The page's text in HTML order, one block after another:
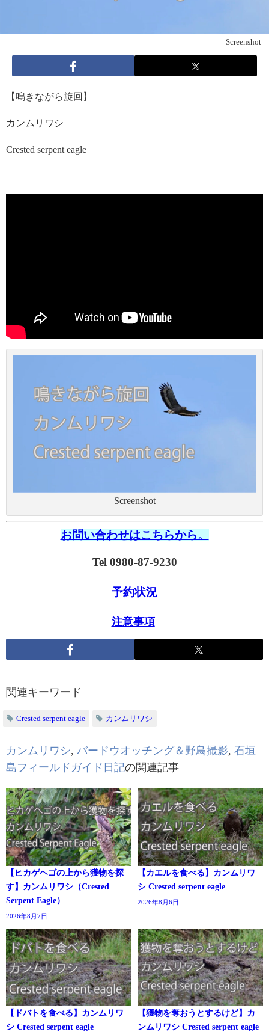
Screenshot
【鳴きながら旋回】
カンムリワシ
Crested serpent eagle
Screenshot
お問い合わせはこちらから。
Tel 0980-87-9230
予約状況
注意事項
関連キーワード
Crested serpent eagle カンムリワシ
カンムリワシ, バードウオッチング＆野鳥撮影, 石垣
島フィールドガイド日記の関連記事
【ヒカゲヘゴの上から獲物を探
す】カンムリワシ（Crested
Serpent Eagle）
2026年8月7日
【カエルを食べる】カンムリワ
シ Crested serpent eagle
2026年8月6日
【ドバトを食べる】カンムリワ
シ Crested serpent eagle
【獲物を奪おうとするけど】カ
ンムリワシ Crested serpent eagle